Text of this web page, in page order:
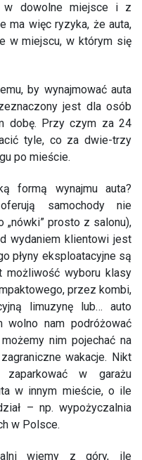
w dowolne miejsce i z
ma więc ryzyka, że auta,
w miejscu, w którym się
by wynajmować auta
jest dla osób
dobę. Przy czym za 24
tyle, co za dwie-trzy
po mieście.
formą wynajmu auta?
samochody nie
prosto z salonu),
wydaniem klientowi jest
płyny eksploatacyjne są
możliwość wyboru klasy
przez kombi,
limuzynę lub… auto
wolno nam podróżować
nim pojechać na
wakacje. Nikt
w garażu
w innym mieście, o ile
– np. wypożyczalnia
w Polsce.
wiemy z góry, ile